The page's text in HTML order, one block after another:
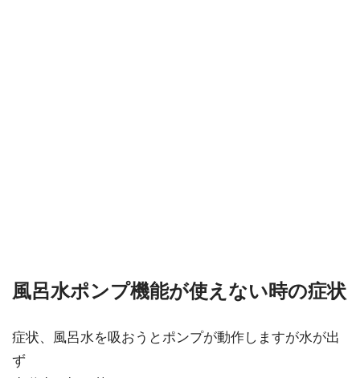
風呂水ポンプ機能が使えない時の症状
症状、風呂水を吸おうとポンプが動作しますが水が出
ず